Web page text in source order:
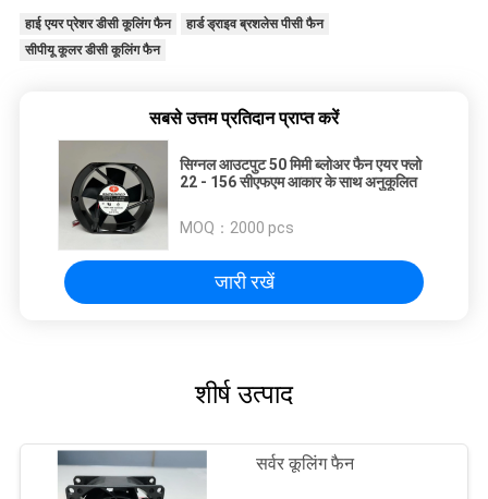
हाई एयर प्रेशर डीसी कूलिंग फैन
हार्ड ड्राइव ब्रशलेस पीसी फैन
सीपीयू कूलर डीसी कूलिंग फैन
सबसे उत्तम प्रतिदान प्राप्त करें
सिग्नल आउटपुट 50 मिमी ब्लोअर फैन एयर फ्लो
22 - 156 सीएफएम आकार के साथ अनुकूलित
MOQ： 2000 pcs
जारी रखें
शीर्ष उत्पाद
सर्वर कूलिंग फैन